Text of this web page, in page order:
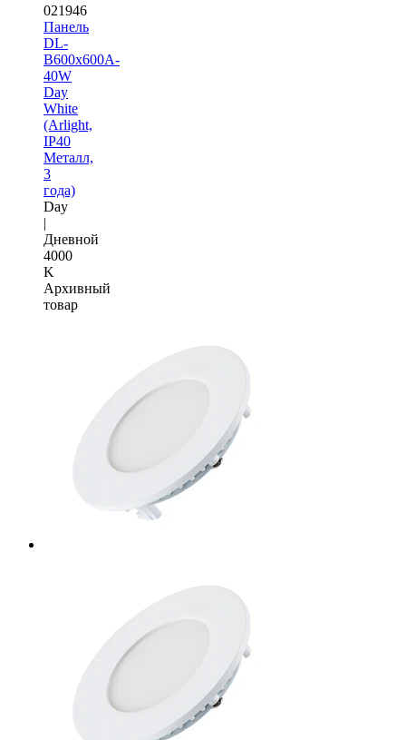
021946
Панель
DL-
B600x600A-
40W
Day
White
(Arlight,
IP40
Металл,
3
года)
Day
|
Дневной
4000
K
Архивный
товар